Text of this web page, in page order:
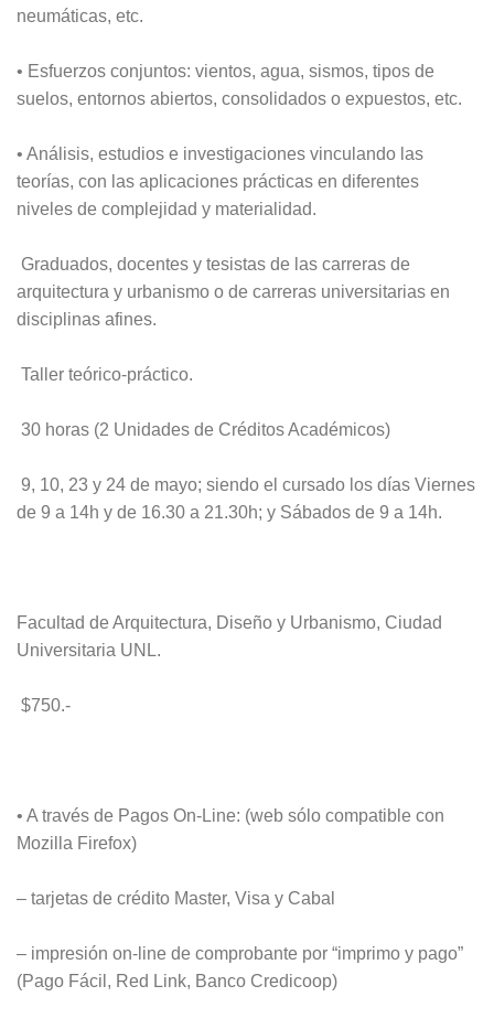
neumáticas, etc.
• Esfuerzos conjuntos: vientos, agua, sismos, tipos de
suelos, entornos abiertos, consolidados o expuestos, etc.
• Análisis, estudios e investigaciones vinculando las
teorías, con las aplicaciones prácticas en diferentes
niveles de complejidad y materialidad.
Graduados, docentes y tesistas de las carreras de
arquitectura y urbanismo o de carreras universitarias en
disciplinas afines.
Taller teórico-práctico.
30 horas (2 Unidades de Créditos Académicos)
9, 10, 23 y 24 de mayo; siendo el cursado los días Viernes
de 9 a 14h y de 16.30 a 21.30h; y Sábados de 9 a 14h.
Facultad de Arquitectura, Diseño y Urbanismo, Ciudad
Universitaria UNL.
$750.-
• A través de Pagos On-Line: (web sólo compatible con
Mozilla Firefox)
– tarjetas de crédito Master, Visa y Cabal
– impresión on-line de comprobante por “imprimo y pago”
(Pago Fácil, Red Link, Banco Credicoop)